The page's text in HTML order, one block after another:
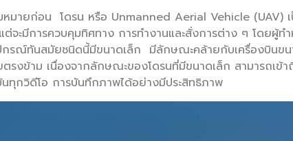
มหมายก่อน โดรน หรือ Unmanned Aerial Vehicle (UAV)
ต่จะมีการควบคุมทิศทาง การทำงานและสั่งการต่าง ๆ โดยผู้
ณ์ทันสมัยชนิดนี้มีขนาดเล็ก มีลักษณะคล้ายกับเครื่องบินขนา
รงข้าม เนื่องจากลักษณะของโดรนที่มีขนาดเล็ก สามารถเข้
นทุกวิดีโอ การบันทึกภาพได้อย่างมีประสิทธิภาพ